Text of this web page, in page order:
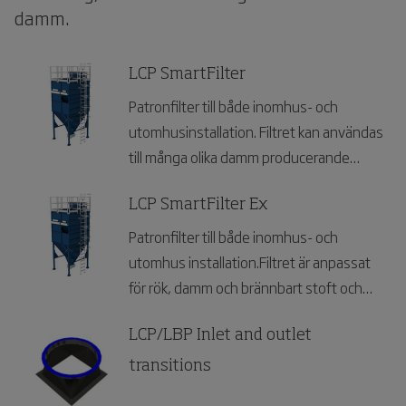
damm.
LCP SmartFilter
Patronfilter till både inomhus- och
utomhusinstallation. Filtret kan användas
till många olika damm producerande
LCP SmartFilter Ex
Patronfilter till både inomhus- och
utomhus installation.Filtret är anpassat
för rök, damm och brännbart stoft och
LCP/LBP Inlet and outlet
transitions